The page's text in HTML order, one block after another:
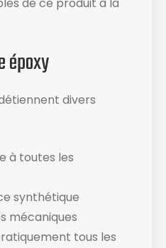
époxy
divers
à toutes les
synthétique
mécaniques
tous les